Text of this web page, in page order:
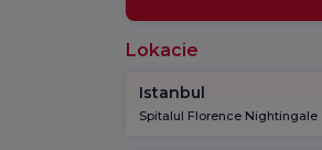
Lokacie
Istanbul
Spitalul Florence Nightingale